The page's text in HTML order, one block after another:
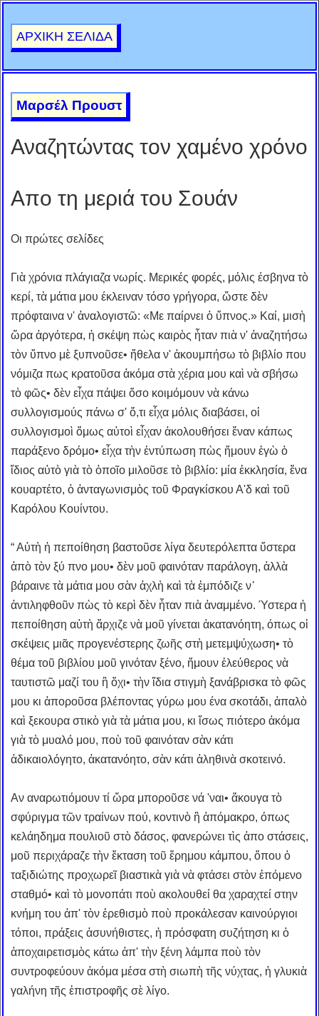
ΑΡΧΙΚΗ ΣΕΛΙΔΑ
Μαρσέλ Προυστ
Αναζητώντας τον χαμένο χρόνο
Απο τη μεριά του Σουάν
Οι πρώτες σελίδες
Γιὰ χρόνια πλάγιαζα νωρίς. Μερικές φορές, μόλις έσβηνα τὸ
κερί, τὰ μάτια μου έκλειναν τόσο γρήγορα, ὥστε δὲν
πρόφταινα ν' ἀναλογιστῶ: «Με παίρνει ὁ ὕπνος.» Καί, μισὴ
ὥρα ἀργότερα, ἡ σκέψη πὼς καιρὸς ἦταν πιὰ ν' ἀναζητήσω
τὸν ὕπνο μὲ ξυπνοῦσε• ἤθελα ν' ἀκουμπήσω τὸ βιβλίο που
νόμιζα πως κρατοῦσα ἀκόμα στὰ χέρια μου καὶ νὰ σβήσω
τὸ φῶς• δὲν εἶχα πάψει ὅσο κοιμόμουν νὰ κάνω
συλλογισμούς πάνω σ' ὅ,τι εἶχα μόλις διαβάσει, οἱ
συλλογισμοὶ ὅμως αὐτοὶ εἶχαν ἀκολουθήσει ἕναν κάπως
παράξενο δρόμο• εἶχα τὴν ἐντύπωση πὼς ἤμουν ἐγὼ ὁ
ἴδιος αὐτὸ γιὰ τὸ ὁποῖο μιλοῦσε τὸ βιβλίο: μία ἐκκλησία, ἕνα
κουαρτέτο, ὁ ἀνταγωνισμὸς τοῦ Φραγκίσκου Α'δ καὶ τοῦ
Καρόλου Κουίντου.
“ Αὐτὴ ἡ πεποίθηση βαστοῦσε λίγα δευτερόλεπτα ὕστερα
ἀπὸ τὸν ξύ πνο μου• δὲν μοῦ φαινόταν παράλογη, ἀλλὰ
βάραινε τὰ μάτια μου σὰν ἀχλὴ καὶ τὰ ἐμπόδιζε ν᾿
ἀντιληφθοῦν πὼς τὸ κερὶ δὲν ἦταν πιὰ ἀναμμένο. Ύστερα ἡ
πεποίθηση αὐτὴ ἄρχιζε νὰ μοῦ γίνεται ἀκατανόητη, όπως οἱ
σκέψεις μιᾶς προγενέστερης ζωῆς στὴ μετεμψύχωση• τὸ
θέμα τοῦ βιβλίου μοῦ γινόταν ξένο, ἤμουν ἐλεύθερος νὰ
ταυτιστῶ μαζί του ἢ ὄχι• τὴν ἴδια στιγμὴ ξανάβρισκα τὸ φῶς
μου κι ἀποροῦσα βλέποντας γύρω μου ένα σκοτάδι, ἀπαλὸ
καὶ ξεκουρα στικὸ γιὰ τὰ μάτια μου, κι ἴσως πιότερο ἀκόμα
γιὰ τὸ μυαλό μου, ποὺ τοῦ φαινόταν σὰν κάτι
ἀδικαιολόγητο, ἀκατανόητο, σὰν κάτι ἀληθινὰ σκοτεινό.
Αν αναρωτιόμουν τί ὥρα μποροῦσε νά 'ναι• ἄκουγα τὸ
σφύριγμα τῶν τραίνων πού, κοντινὸ ἢ ἀπόμακρο, όπως
κελάηδημα πουλιοῦ στὸ δάσος, φανερώνει τὶς ἀπο στάσεις,
μοῦ περιχάραζε τὴν ἔκταση τοῦ ἔρημου κάμπου, ὅπου ὁ
ταξιδιώτης προχωρεῖ βιαστικὰ γιὰ νὰ φτάσει στὸν ἑπόμενο
σταθμό• καὶ τὸ μονοπάτι ποὺ ακολουθεί θα χαραχτεί στην
κνήμη του ἀπ' τὸν ἐρεθισμὸ ποὺ προκάλεσαν καινούργιοι
τόποι, πράξεις ἀσυνήθιστες, ἡ πρόσφατη συζήτηση κι ὁ
ἀποχαιρετισμὸς κάτω ἀπ' τὴν ξένη λάμπα ποὺ τὸν
συντροφεύουν ἀκόμα μέσα στὴ σιωπὴ τῆς νύχτας, ἡ γλυκιὰ
γαλήνη τῆς ἐπιστροφῆς σὲ λίγο.